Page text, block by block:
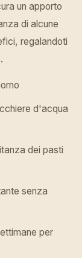
un apporto
di alcune
regalandoti
d'acqua
dei pasti
senza
per